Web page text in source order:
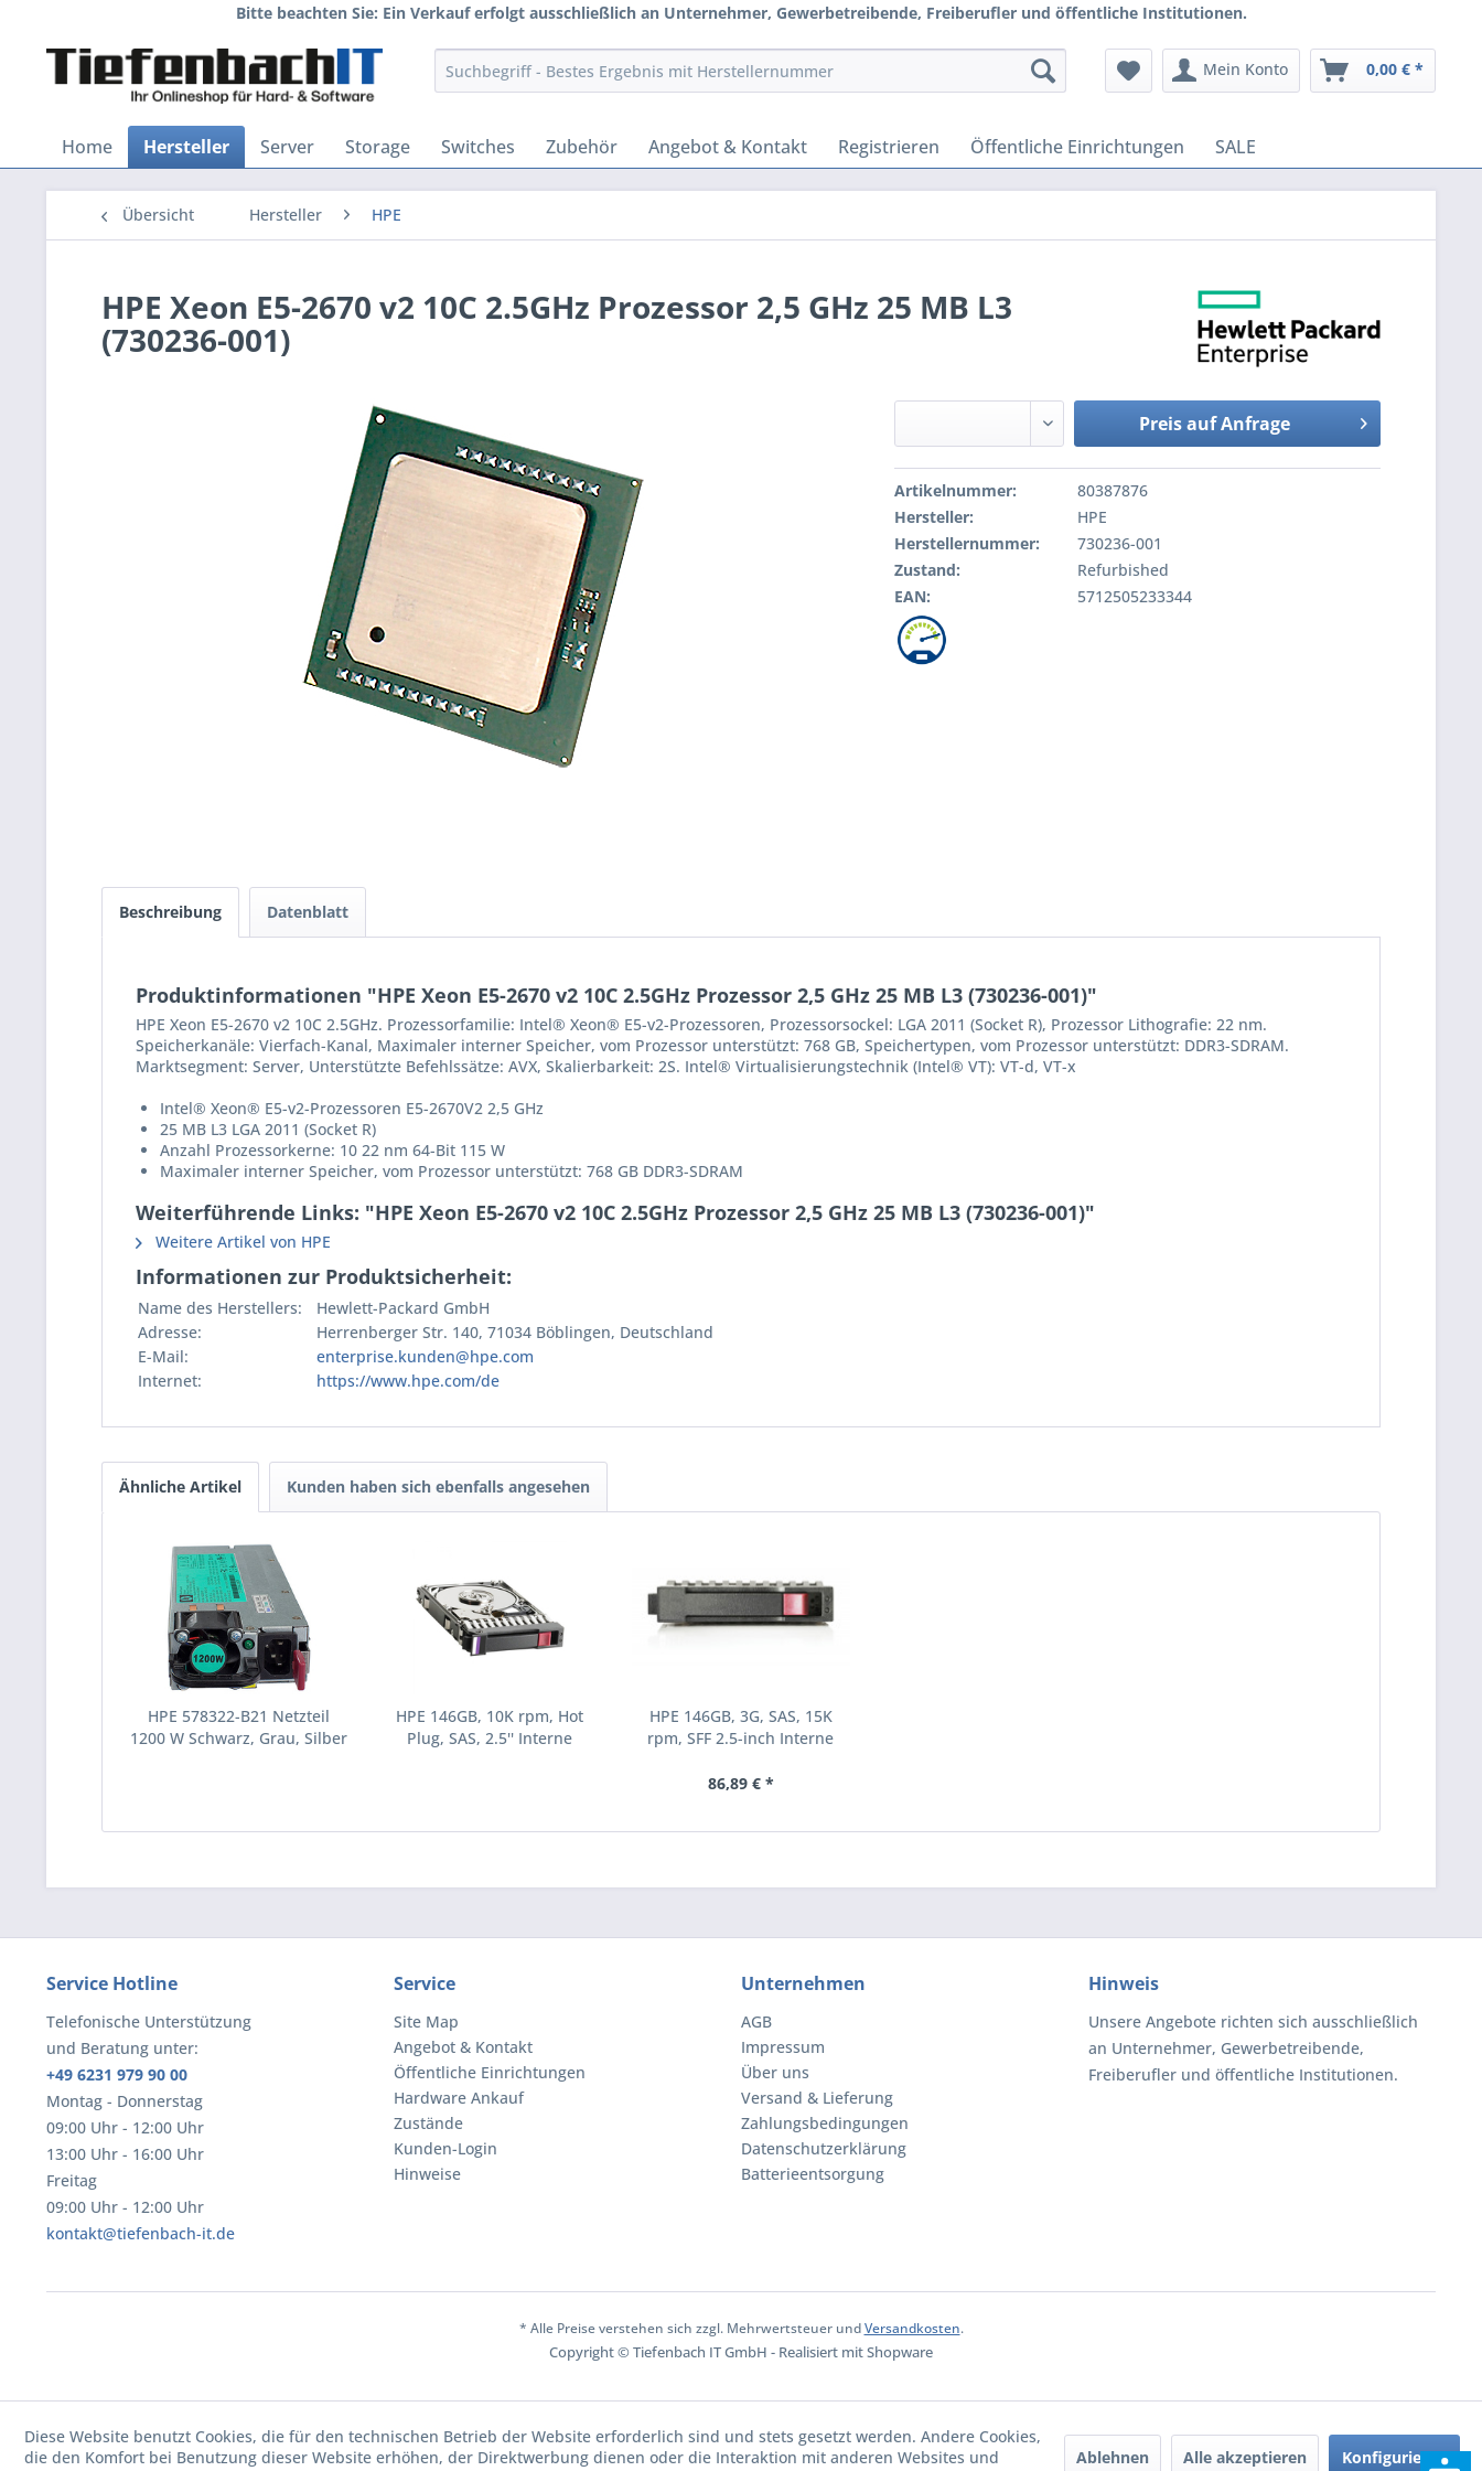
Bitte beachten Sie: Ein Verkauf erfolgt ausschließlich an Unternehmer, Gewerbetreibende, Freiberufler und öffentliche Institutionen.
Mein Konto 0,00 € *
Home Hersteller Server Storage Switches Zubehör Angebot & Kontakt Registrieren Öffentliche Einrichtungen SALE
Übersicht Hersteller HPE
HPE Xeon E5-2670 v2 10C 2.5GHz Prozessor 2,5 GHz 25 MB L3
(730236-001)
Preis auf Anfrage
Artikelnummer:
80387876
Hersteller:
HPE
Herstellernummer:
730236-001
Zustand:
Refurbished
EAN:
5712505233344
Beschreibung Datenblatt
Produktinformationen "HPE Xeon E5-2670 v2 10C 2.5GHz Prozessor 2,5 GHz 25 MB L3 (730236-001)"
HPE Xeon E5-2670 v2 10C 2.5GHz. Prozessorfamilie: Intel® Xeon® E5-v2-Prozessoren, Prozessorsockel: LGA 2011 (Socket R), Prozessor Lithografie: 22 nm.
Speicherkanäle: Vierfach-Kanal, Maximaler interner Speicher, vom Prozessor unterstützt: 768 GB, Speichertypen, vom Prozessor unterstützt: DDR3-SDRAM.
Marktsegment: Server, Unterstützte Befehlssätze: AVX, Skalierbarkeit: 2S. Intel® Virtualisierungstechnik (Intel® VT): VT-d, VT-x
Intel® Xeon® E5-v2-Prozessoren E5-2670V2 2,5 GHz
25 MB L3 LGA 2011 (Socket R)
Anzahl Prozessorkerne: 10 22 nm 64-Bit 115 W
Maximaler interner Speicher, vom Prozessor unterstützt: 768 GB DDR3-SDRAM
Weiterführende Links: "HPE Xeon E5-2670 v2 10C 2.5GHz Prozessor 2,5 GHz 25 MB L3 (730236-001)"
Weitere Artikel von HPE
Informationen zur Produktsicherheit:
Name des Herstellers:
Hewlett-Packard GmbH
Adresse:
Herrenberger Str. 140, 71034 Böblingen, Deutschland
E-Mail:
enterprise.kunden@hpe.com
Internet:
https://www.hpe.com/de
Ähnliche Artikel Kunden haben sich ebenfalls angesehen
HPE 578322-B21 Netzteil
1200 W Schwarz, Grau, Silber
HPE 146GB, 10K rpm, Hot
Plug, SAS, 2.5'' Interne
HPE 146GB, 3G, SAS, 15K
rpm, SFF 2.5-inch Interne
(504062-B21)
86,89 € *
Service Hotline
Telefonische Unterstützung
und Beratung unter:
+49 6231 979 90 00
Montag - Donnerstag
09:00 Uhr - 12:00 Uhr
13:00 Uhr - 16:00 Uhr
Freitag
09:00 Uhr - 12:00 Uhr
kontakt@tiefenbach-it.de
Service
Site Map
Angebot & Kontakt
Öffentliche Einrichtungen
Hardware Ankauf
Zustände
Kunden-Login
Hinweise
Unternehmen
AGB
Impressum
Über uns
Versand & Lieferung
Zahlungsbedingungen
Datenschutzerklärung
Batterieentsorgung
Hinweis
Unsere Angebote richten sich ausschließlich
an Unternehmer, Gewerbetreibende,
Freiberufler und öffentliche Institutionen.
* Alle Preise verstehen sich zzgl. Mehrwertsteuer undVersandkosten.
Copyright © Tiefenbach IT GmbH - Realisiert mit Shopware
Diese Website benutzt Cookies, die für den technischen Betrieb der Website erforderlich sind und stets gesetzt werden. Andere Cookies,
die den Komfort bei Benutzung dieser Website erhöhen, der Direktwerbung dienen oder die Interaktion mit anderen Websites und
Ablehnen Alle akzeptieren Konfigurieren